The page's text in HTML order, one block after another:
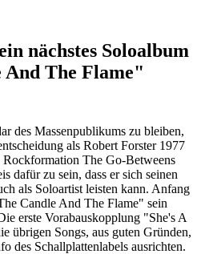
nächstes Soloalbum
The Flame"
des Massenpublikums zu bleiben,
als Robert Forster 1977
The Go-Betweens
dafür zu sein, dass er sich seinen
als Soloartist leisten kann. Anfang
Candle And The Flame" sein
erste Vorabauskopplung "She's A
übrigen Songs, aus guten Gründen,
des Schallplattenlabels ausrichten.